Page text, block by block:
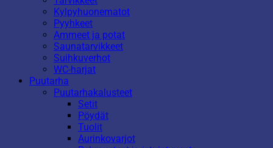
Kylpyhuonematot
Pyyhkeet
Ammeet ja potat
Saunatarvikkeet
Suihkuverhot
WC-harjat
Puutarha
Puutarhakalusteet
Setit
Pöydät
Tuolit
Aurinkovarjot